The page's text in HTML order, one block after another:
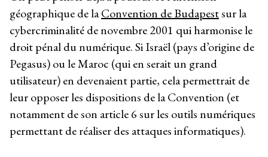
géographique de laConvention de Budapestsur la
cybercriminalité de novembre 2001 qui harmonise le
droit pénal du numérique. Si Israël (pays d’origine de
Pegasus) ou le Maroc (qui en serait un grand
utilisateur) en devenaient partie, cela permettrait de
leur opposer les dispositions de la Convention (et
notamment de son article 6 sur les outils numériques
permettant de réaliser des attaques informatiques).